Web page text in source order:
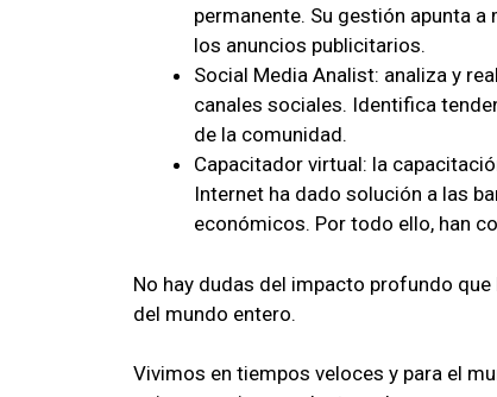
permanente. Su gestión apunta
los anuncios publicitarios.
Social Media Analist: analiza y
canales sociales. Identifica
de la comunidad.
Capacitador virtual: la
Internet ha dado solución a las
económicos. Por todo ello, han
No hay dudas del impacto profundo
del mundo entero.
Vivimos en tiempos veloces y para el